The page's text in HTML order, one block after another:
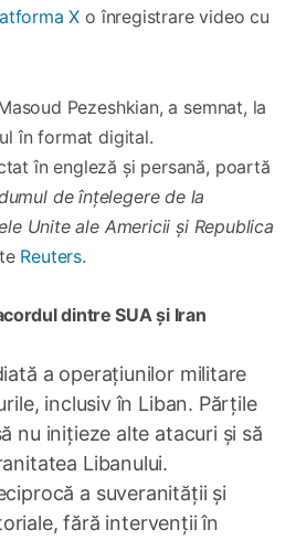
X o înregistrare video cu
Pezeshkian, a semnat, la
în format digital.
în engleză și persană, poartă
de înțelegere de la
Unite ale Americii și Republica
Reuters.
dintre SUA și Iran
a operațiunilor militare
inclusiv în Liban. Părțile
nu inițieze alte atacuri și să
Libanului.
a suveranității și
fără intervenții în